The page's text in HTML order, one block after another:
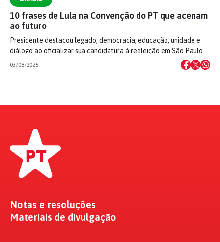
10 frases de Lula na Convenção do PT que acenam
ao futuro
Presidente destacou legado, democracia, educação, unidade e
diálogo ao oficializar sua candidatura à reeleição em São Paulo
03/08/2026
Notas e resoluções
Materiais de divulgação